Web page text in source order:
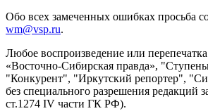
Обо всех замеченных ошибках просьба
wm@vsp.ru.
Любое воспроизведение или
«Восточно-Сибирская правда»,
"Конкурент", "Иркутский репортер",
без специального разрешения редакций
ст.1274 IV части ГК РФ).